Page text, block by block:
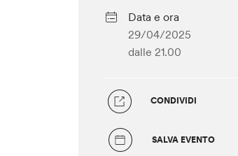
Data e ora
29/04/2025
dalle 21.00
CONDIVIDI
SALVA EVENTO